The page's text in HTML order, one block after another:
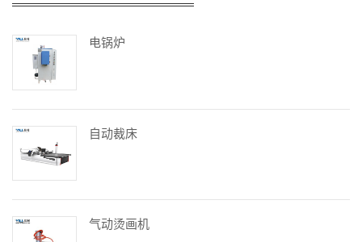
电锅炉
自动裁床
气动烫画机